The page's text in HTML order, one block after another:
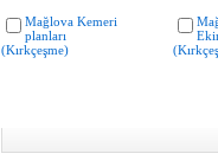
Mağlova Kemeri
planları
(Kırkçeşme)